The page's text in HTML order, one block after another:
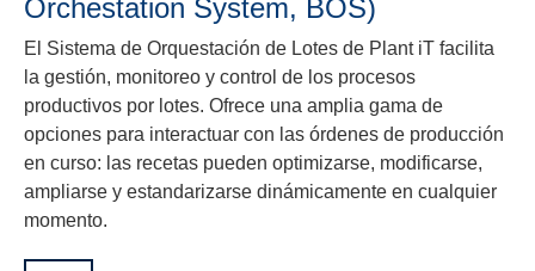
Orchestation System, BOS)
El Sistema de Orquestación de Lotes de Plant iT facilita
la gestión, monitoreo y control de los procesos
productivos por lotes. Ofrece una amplia gama de
opciones para interactuar con las órdenes de producción
en curso: las recetas pueden optimizarse, modificarse,
ampliarse y estandarizarse dinámicamente en cualquier
momento.